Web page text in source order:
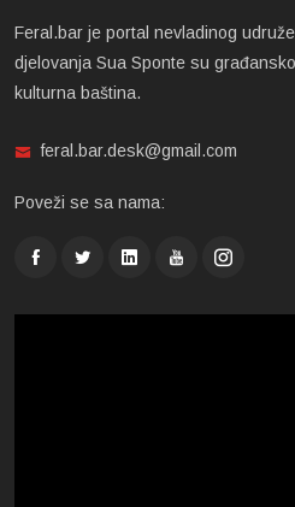
Feral.bar je portal nevladinog
djelovanja Sua Sponte su
kulturna baština.
feral.bar.desk@gmail.com
Poveži se sa nama: